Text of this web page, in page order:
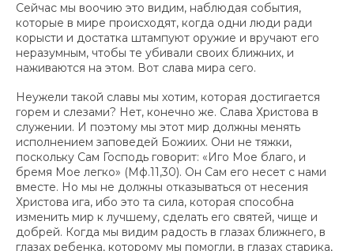
Сейчас мы воочию это видим, наблюдая события,
которые в мире происходят, когда одни люди ради
корысти и достатка штампуют оружие и вручают его
неразумным, чтобы те убивали своих ближних, и
наживаются на этом. Вот слава мира сего.
Неужели такой славы мы хотим, которая достигается
горем и слезами? Нет, конечно же. Слава Христова в
служении. И поэтому мы этот мир должны менять
исполнением заповедей Божиих. Они не тяжки,
поскольку Сам Господь говорит: «Иго Мое благо, и
бремя Мое легко» (Мф.11,30). Он Сам его несет с нами
вместе. Но мы не должны отказываться от несения
Христова ига, ибо это та сила, которая способна
изменить мир к лучшему, сделать его святей, чище и
добрей. Когда мы видим радость в глазах ближнего, в
глазах ребенка, которому мы помогли, в глазах старика,